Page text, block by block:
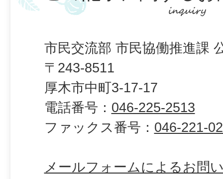
市民交流部 市民協働推進課
〒243-8511
厚木市中町3-17-17
電話番号： 046-225-2513
ファックス番号： 046-221-
メールフォームによるお問